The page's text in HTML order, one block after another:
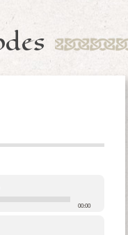
00:00